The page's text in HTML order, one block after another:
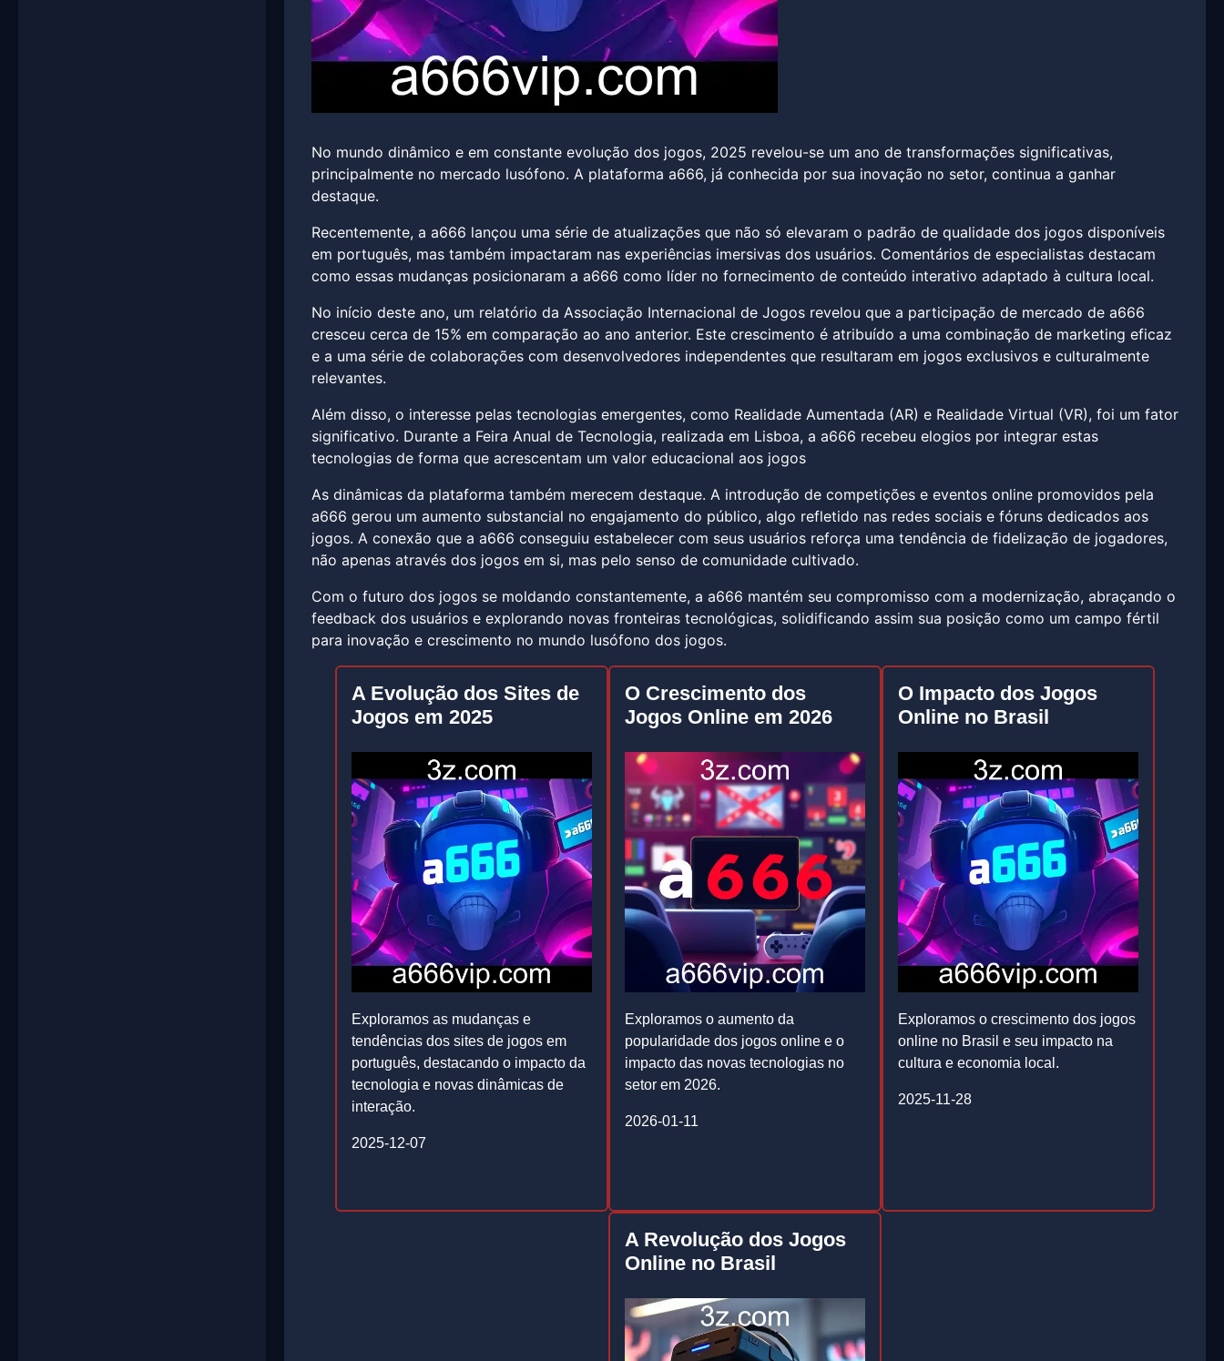
No mundo dinâmico e em constante evolução dos jogos, 2025 revelou-se um ano de transformações significativas,
principalmente no mercado lusófono. A plataforma a666, já conhecida por sua inovação no setor, continua a ganhar
destaque.
Recentemente, a a666 lançou uma série de atualizações que não só elevaram o padrão de qualidade dos jogos disponíveis
em português, mas também impactaram nas experiências imersivas dos usuários. Comentários de especialistas destacam
como essas mudanças posicionaram a a666 como líder no fornecimento de conteúdo interativo adaptado à cultura local.
No início deste ano, um relatório da Associação Internacional de Jogos revelou que a participação de mercado de a666
cresceu cerca de 15% em comparação ao ano anterior. Este crescimento é atribuído a uma combinação de marketing eficaz
e a uma série de colaborações com desenvolvedores independentes que resultaram em jogos exclusivos e culturalmente
relevantes.
Além disso, o interesse pelas tecnologias emergentes, como Realidade Aumentada (AR) e Realidade Virtual (VR), foi um fator
significativo. Durante a Feira Anual de Tecnologia, realizada em Lisboa, a a666 recebeu elogios por integrar estas
tecnologias de forma que acrescentam um valor educacional aos jogos
As dinâmicas da plataforma também merecem destaque. A introdução de competições e eventos online promovidos pela
a666 gerou um aumento substancial no engajamento do público, algo refletido nas redes sociais e fóruns dedicados aos
jogos. A conexão que a a666 conseguiu estabelecer com seus usuários reforça uma tendência de fidelização de jogadores,
não apenas através dos jogos em si, mas pelo senso de comunidade cultivado.
Com o futuro dos jogos se moldando constantemente, a a666 mantém seu compromisso com a modernização, abraçando o
feedback dos usuários e explorando novas fronteiras tecnológicas, solidificando assim sua posição como um campo fértil
para inovação e crescimento no mundo lusófono dos jogos.
A Evolução dos Sites de
Jogos em 2025
Exploramos as mudanças e
tendências dos sites de jogos em
português, destacando o impacto da
tecnologia e novas dinâmicas de
interação.
2025-12-07
O Crescimento dos
Jogos Online em 2026
Exploramos o aumento da
popularidade dos jogos online e o
impacto das novas tecnologias no
setor em 2026.
2026-01-11
O Impacto dos Jogos
Online no Brasil
Exploramos o crescimento dos jogos
online no Brasil e seu impacto na
cultura e economia local.
2025-11-28
A Revolução dos Jogos
Online no Brasil